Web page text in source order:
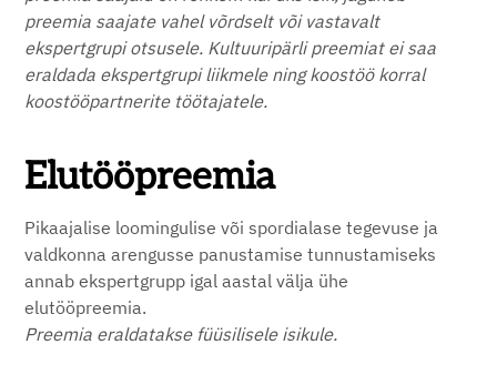
preemia saajate vahel võrdselt või vastavalt
ekspertgrupi otsusele. Kultuuripärli preemiat ei saa
eraldada ekspertgrupi liikmele ning koostöö korral
koostööpartnerite töötajatele.
Elutööpreemia
Pikaajalise loomingulise või spordialase tegevuse ja
valdkonna arengusse panustamise tunnustamiseks
annab ekspertgrupp igal aastal välja ühe
elutööpreemia.
Preemia eraldatakse füüsilisele isikule.